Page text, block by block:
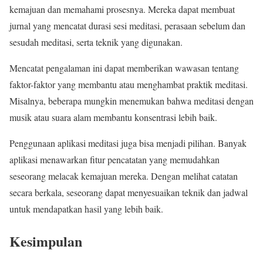
kemajuan dan memahami prosesnya. Mereka dapat membuat
jurnal yang mencatat durasi sesi meditasi, perasaan sebelum dan
sesudah meditasi, serta teknik yang digunakan.
Mencatat pengalaman ini dapat memberikan wawasan tentang
faktor-faktor yang membantu atau menghambat praktik meditasi.
Misalnya, beberapa mungkin menemukan bahwa meditasi dengan
musik atau suara alam membantu konsentrasi lebih baik.
Penggunaan aplikasi meditasi juga bisa menjadi pilihan. Banyak
aplikasi menawarkan fitur pencatatan yang memudahkan
seseorang melacak kemajuan mereka. Dengan melihat catatan
secara berkala, seseorang dapat menyesuaikan teknik dan jadwal
untuk mendapatkan hasil yang lebih baik.
Kesimpulan